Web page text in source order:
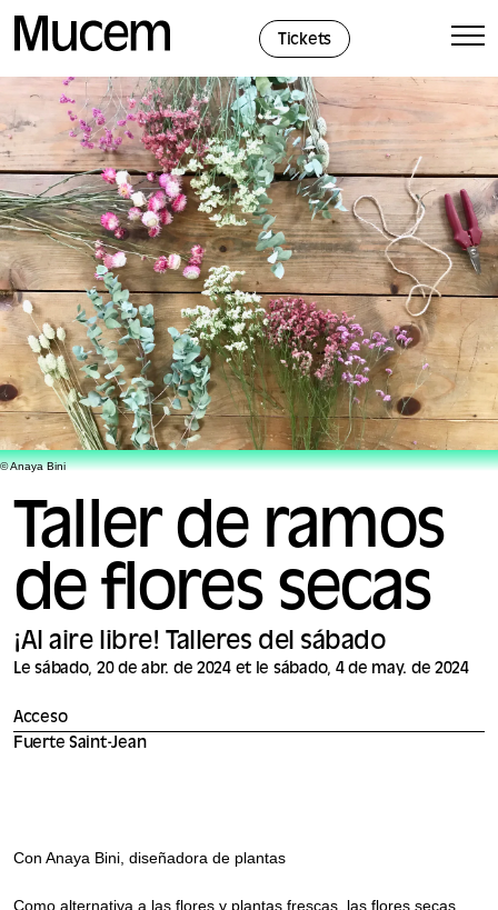
Tickets
© Anaya Bini
Taller de ramos
de flores secas
¡Al aire libre! Talleres del sábado
Le sábado, 20 de abr. de 2024 et le sábado, 4 de may. de 2024
Acceso
Fuerte Saint-Jean
Con Anaya Bini, diseñadora de plantas
Como alternativa a las flores y plantas frescas, las flores secas